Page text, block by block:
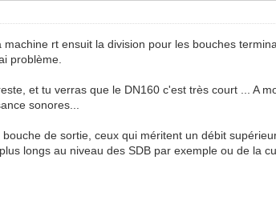
rt ensuit la division pour les bouches
problème.
et tu verras que le DN160 c'est très court ... A
sonores...
de sortie, ceux qui méritent un débit
longs au niveau des SDB par exemple ou de la